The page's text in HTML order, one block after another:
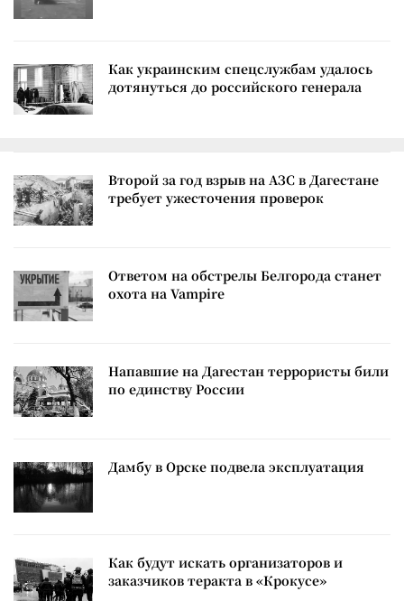
Как украинским спецслужбам удалось
дотянуться до российского генерала
Второй за год взрыв на АЗС в Дагестане
требует ужесточения проверок
Ответом на обстрелы Белгорода станет
охота на Vampire
Напавшие на Дагестан террористы били
по единству России
Дамбу в Орске подвела эксплуатация
Как будут искать организаторов и
заказчиков теракта в «Крокусе»